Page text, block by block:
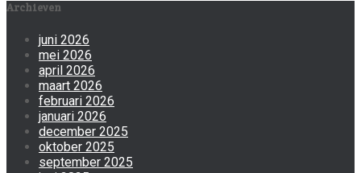
Archieven
juni 2026
mei 2026
april 2026
maart 2026
februari 2026
januari 2026
december 2025
oktober 2025
september 2025